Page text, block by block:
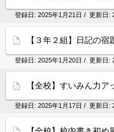
登録日: 2025年1月21日 / 更新日:
【３年２組】日記の宿
登録日: 2025年1月20日 / 更新日:
【全校】すいみん力
登録日: 2025年1月17日 / 更新日: